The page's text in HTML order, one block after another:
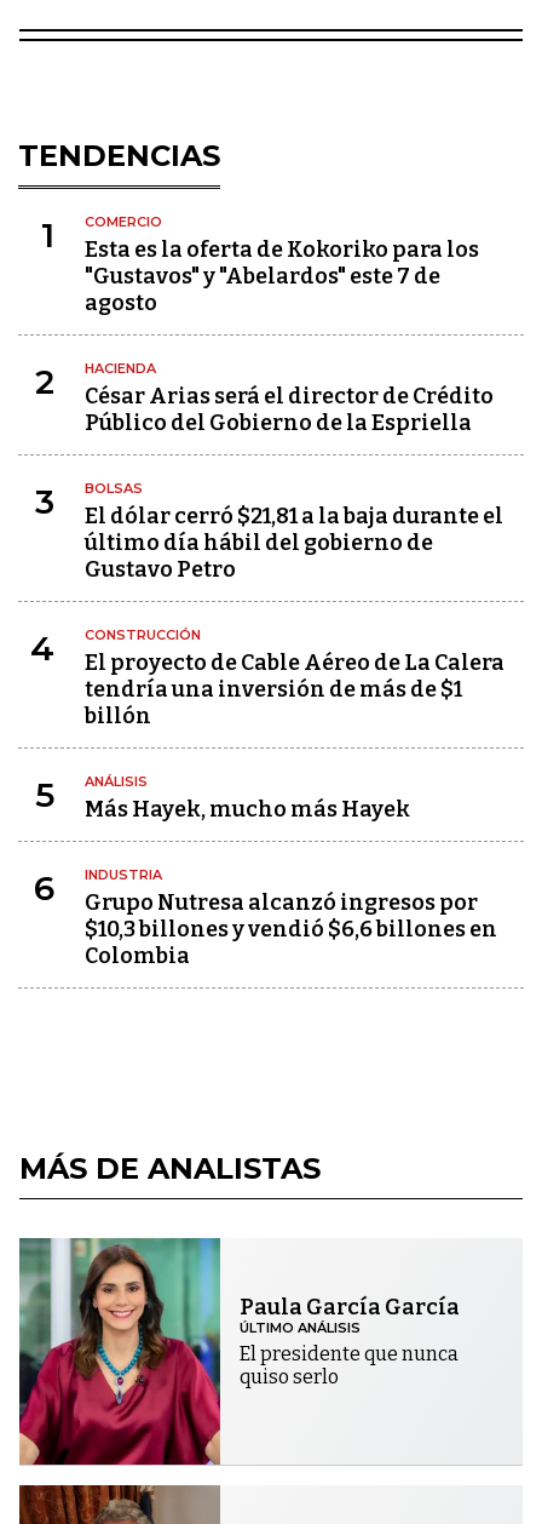
TENDENCIAS
1 COMERCIO
Esta es la oferta de Kokoriko para los
"Gustavos" y "Abelardos" este 7 de
agosto
2 HACIENDA
César Arias será el director de Crédito
Público del Gobierno de la Espriella
3 BOLSAS
El dólar cerró $21,81 a la baja durante el
último día hábil del gobierno de
Gustavo Petro
4 CONSTRUCCIÓN
El proyecto de Cable Aéreo de La Calera
tendría una inversión de más de $1
billón
5 ANÁLISIS
Más Hayek, mucho más Hayek
6 INDUSTRIA
Grupo Nutresa alcanzó ingresos por
$10,3 billones y vendió $6,6 billones en
Colombia
MÁS DE ANALISTAS
Paula García García
ÚLTIMO ANÁLISIS
El presidente que nunca
quiso serlo